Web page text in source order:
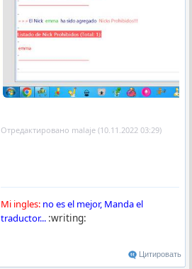
Отредактировано malaje (10.11.2022 03:29)
Mi ingles: no es el mejor, Manda el
traductor... :writing:
Цитировать